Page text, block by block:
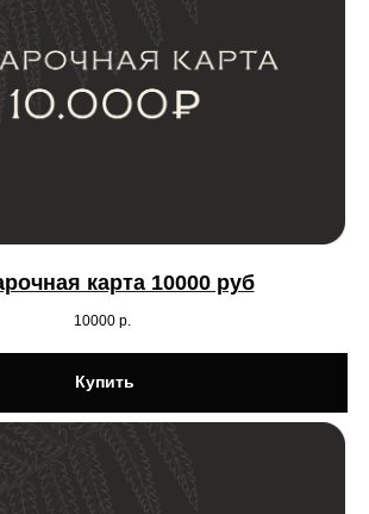
карта 10000 руб
10000 р.
Купить